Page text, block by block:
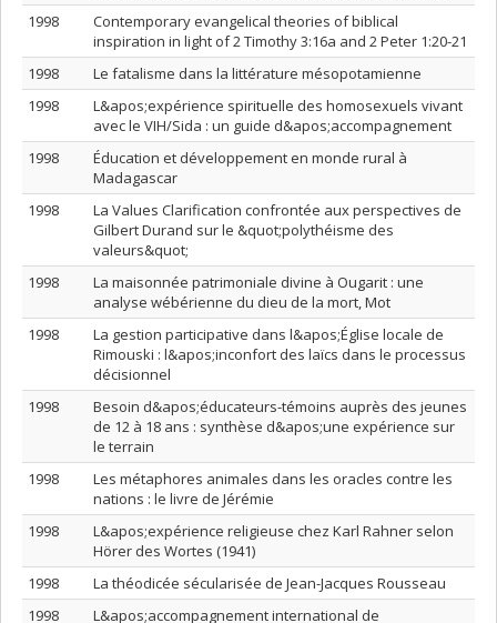
1998
Contemporary evangelical theories of biblical
inspiration in light of 2 Timothy 3:16a and 2 Peter 1:20-21
1998
Le fatalisme dans la littérature mésopotamienne
1998
L&apos;expérience spirituelle des homosexuels vivant
avec le VIH/Sida : un guide d&apos;accompagnement
1998
Éducation et développement en monde rural à
Madagascar
1998
La Values Clarification confrontée aux perspectives de
Gilbert Durand sur le &quot;polythéisme des
valeurs&quot;
1998
La maisonnée patrimoniale divine à Ougarit : une
analyse wébérienne du dieu de la mort, Mot
1998
La gestion participative dans l&apos;Église locale de
Rimouski : l&apos;inconfort des laïcs dans le processus
décisionnel
1998
Besoin d&apos;éducateurs-témoins auprès des jeunes
de 12 à 18 ans : synthèse d&apos;une expérience sur
le terrain
1998
Les métaphores animales dans les oracles contre les
nations : le livre de Jérémie
1998
L&apos;expérience religieuse chez Karl Rahner selon
Hörer des Wortes (1941)
1998
La théodicée sécularisée de Jean-Jacques Rousseau
1998
L&apos;accompagnement international de